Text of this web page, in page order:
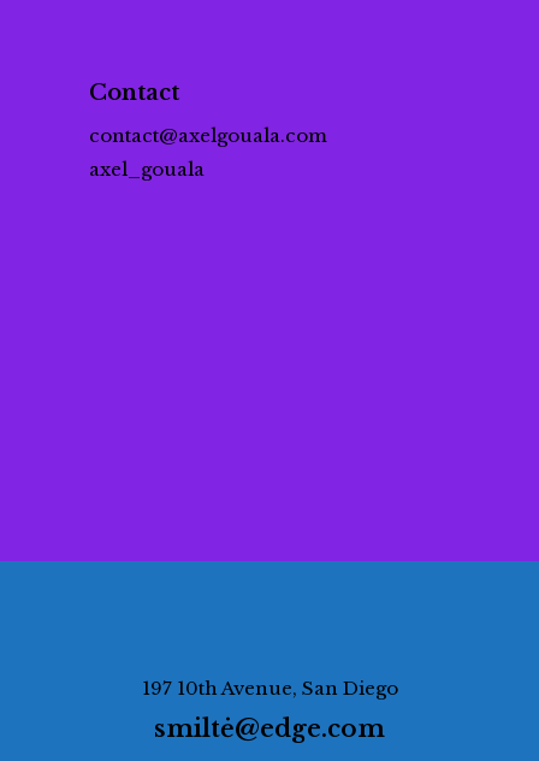
Contact
contact@axelgouala.com
axel_gouala
197 10th Avenue, San Diego
smiltė@edge.com